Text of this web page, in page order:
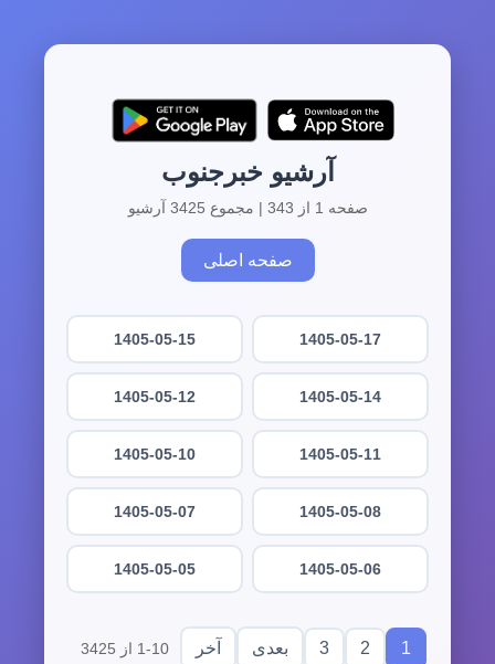
آرشیو خبرجنوب
صفحه 1 از 343 | مجموع 3425 آرشیو
صفحه اصلی
1405-05-17
1405-05-15
1405-05-14
1405-05-12
1405-05-11
1405-05-10
1405-05-08
1405-05-07
1405-05-06
1405-05-05
1
2
3 بعدی آخر 1-10 از 3425